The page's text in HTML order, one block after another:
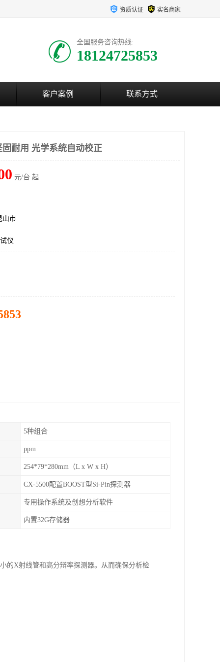
资质认证 实名商家
全国服务咨询热线:
18124725853
客户案例 联系方式
耐用 光学系统自动校正
元/台 起
山市
仪
5种组合
ppm
254*79*280mm（L x W x H）
CX-5500配置BOOST型Si-Pin探测器
专用操作系统及创想分析软件
内置32G存储器
的X射线管和高分辩率探测器。从而确保分析检